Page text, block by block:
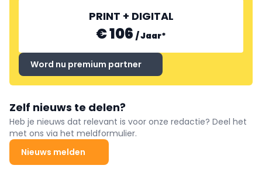
PRINT + DIGITAL
€ 106 /Jaar*
Word nu premium partner
Zelf nieuws te delen?
Heb je nieuws dat relevant is voor onze redactie? Deel het
met ons via het meldformulier.
Nieuws melden